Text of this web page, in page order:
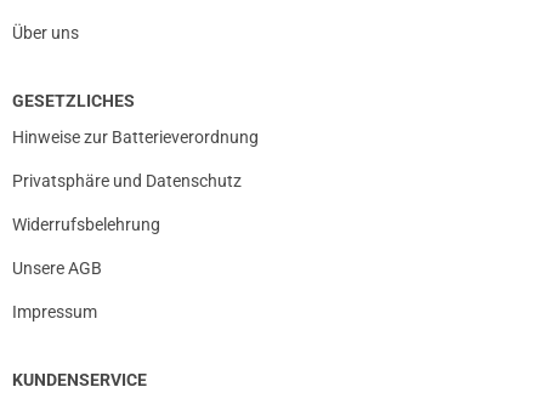
Über uns
GESETZLICHES
Hinweise zur Batterieverordnung
Privatsphäre und Datenschutz
Widerrufsbelehrung
Unsere AGB
Impressum
KUNDENSERVICE